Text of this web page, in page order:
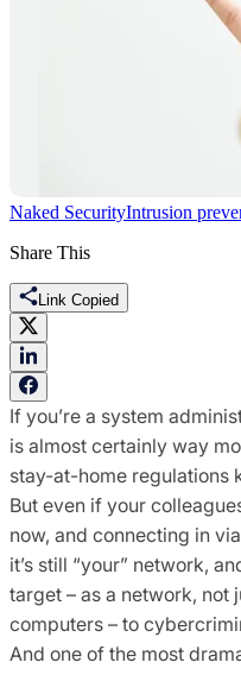
Naked SecurityIntrusion
Share This
Link Copied
If you’re a system
is almost certainly way
stay-at-home regulations
But even if your
now, and connecting in
it’s still “your” network,
target – as a network, not
computers – to
And one of the most